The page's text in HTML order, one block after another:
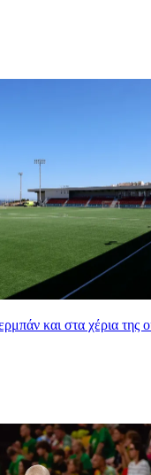
και στα χέρια της